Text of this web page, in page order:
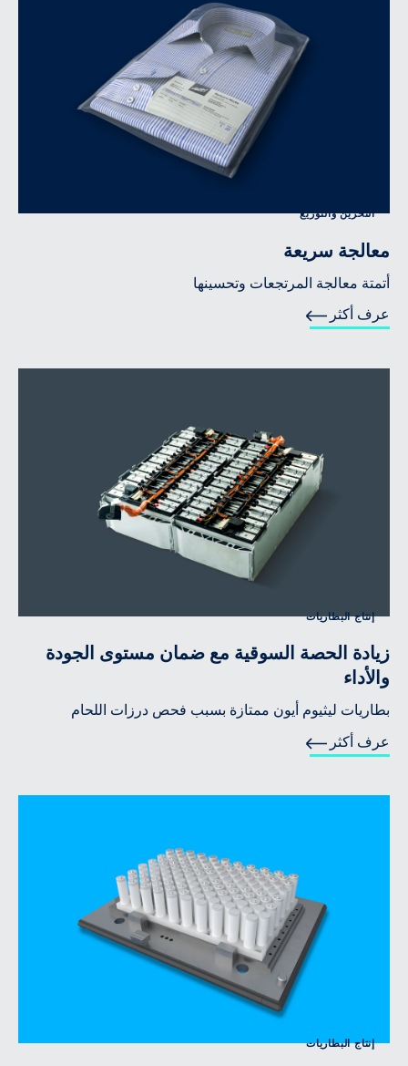
التخزين والتوزيع
معالجة سريعة
أتمتة معالجة المرتجعات وتحسينها
عرف أكثر
إنتاج البطاريات
زيادة الحصة السوقية مع ضمان مستوى الجودة
والأداء
بطاريات ليثيوم أيون ممتازة بسبب فحص درزات اللحام
عرف أكثر
إنتاج البطاريات